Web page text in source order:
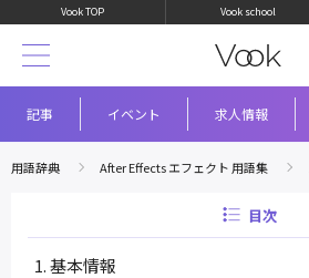
Vook TOP Vook school
記事 イベント 求人情報
用語辞典 After Effects エフェクト 用語集
目次
基本情報